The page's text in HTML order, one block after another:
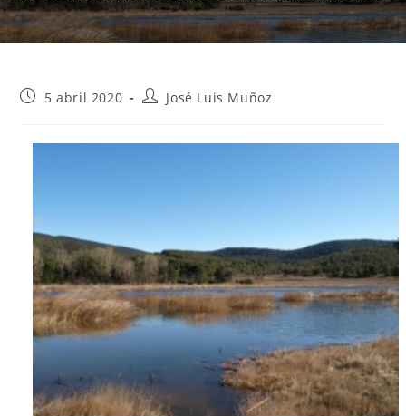
Publicación
entrada:
5 abril 2020
Autor
entrada:
José Luis Muñoz